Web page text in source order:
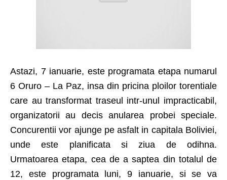
Astazi, 7 ianuarie, este programata etapa numarul
6 Oruro – La Paz, insa din pricina ploilor torentiale
care au transformat traseul intr-unul impracticabil,
organizatorii au decis anularea probei speciale.
Concurentii vor ajunge pe asfalt in capitala Boliviei,
unde este planificata si ziua de odihna.
Urmatoarea etapa, cea de a saptea din totalul de
12, este programata luni, 9 ianuarie, si se va